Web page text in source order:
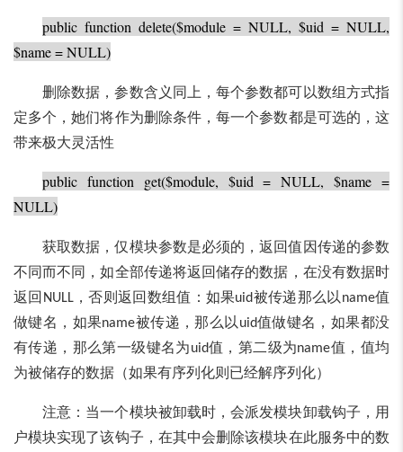
public function delete($module = NULL, $uid = NULL,
$name = NULL)
删除数据，参数含义同上，每个参数都可以数组方式指
定多个，她们将作为删除条件，每一个参数都是可选的，这
带来极大灵活性
public function get($module, $uid = NULL, $name =
NULL)
获取数据，仅模块参数是必须的，返回值因传递的参数
不同而不同，如全部传递将返回储存的数据，在没有数据时
返回 NULL ，否则返回数组值：如果uid被传递那么以 name值
做键名，如果name被传递，那么以 uid值做键名，如果都没
有传递，那么第一级键名为uid值，第二级为name值，值均
为被储存的数据（如果有序列化则已经解序列化）
注意：当一个模块被卸载时，会派发模块卸载钩子，用
户模块实现了该钩子，在其中会删除该模块在此服务中的数